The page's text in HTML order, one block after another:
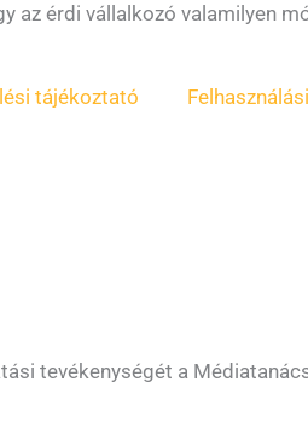
az érdi vállalkozó valamilyen
tájékoztató
tevékenységét a